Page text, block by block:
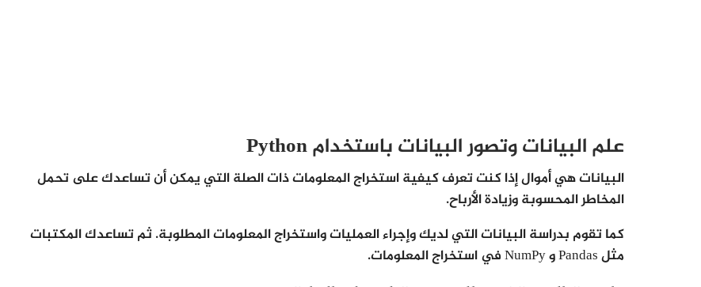
علم البيانات وتصور البيانات باستخدام Python
البيانات هي أموال إذا كنت تعرف كيفية استخراج المعلومات ذات الصلة التي يمكن أن تساعدك على تحمل
المخاطر المحسوبة وزيادة الأرباح.
كما تقوم بدراسة البيانات التي لديك وإجراء العمليات واستخراج المعلومات المطلوبة. ثم تساعدك المكتبات
مثل Pandas و NumPy في استخراج المعلومات.